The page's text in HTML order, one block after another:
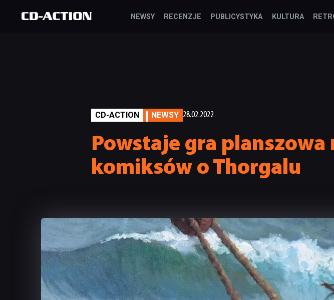
NEWSY RECENZJE PUBLICYSTYKA KULTURA
CD-ACTION NEWSY 28.02.2022
Powstaje gra
komiksów o Thorgalu